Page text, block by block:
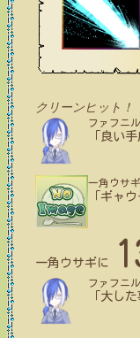
クリーンヒット！
ファフニ
「良い
一角ウサギ
「ギャウ
一角ウサギ に
ファフニ
「大し